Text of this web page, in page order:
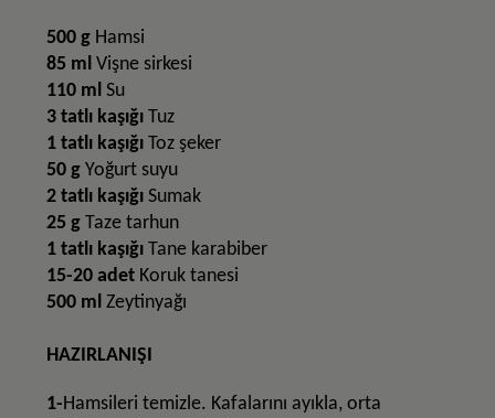
500 g Hamsi
85 ml Vişne sirkesi
110 ml Su
3 tatlı kaşığı Tuz
1 tatlı kaşığı Toz şeker
50 g Yoğurt suyu
2 tatlı kaşığı Sumak
25 g Taze tarhun
1 tatlı kaşığı Tane karabiber
15-20 adet Koruk tanesi
500 ml Zeytinyağı
HAZIRLANIŞI
1-Hamsileri temizle. Kafalarını ayıkla, orta